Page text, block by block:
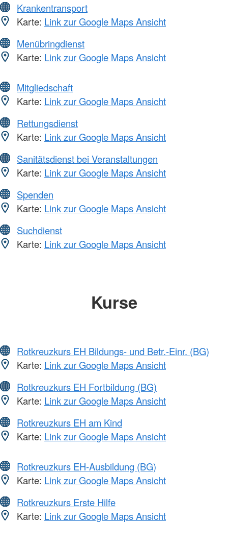
Krankentransport
Karte: Link zur Google Maps Ansicht
Menübringdienst
Karte: Link zur Google Maps Ansicht
Mitgliedschaft
Karte: Link zur Google Maps Ansicht
Rettungsdienst
Karte: Link zur Google Maps Ansicht
Sanitätsdienst bei Veranstaltungen
Karte: Link zur Google Maps Ansicht
Spenden
Karte: Link zur Google Maps Ansicht
Suchdienst
Karte: Link zur Google Maps Ansicht
Kurse
Rotkreuzkurs EH Bildungs- und Betr.-Einr. (BG)
Karte: Link zur Google Maps Ansicht
Rotkreuzkurs EH Fortbildung (BG)
Karte: Link zur Google Maps Ansicht
Rotkreuzkurs EH am Kind
Karte: Link zur Google Maps Ansicht
Rotkreuzkurs EH-Ausbildung (BG)
Karte: Link zur Google Maps Ansicht
Rotkreuzkurs Erste Hilfe
Karte: Link zur Google Maps Ansicht